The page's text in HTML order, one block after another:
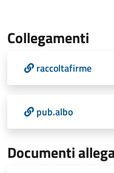
Collegamenti
raccoltafirme
pub.albo
Documenti